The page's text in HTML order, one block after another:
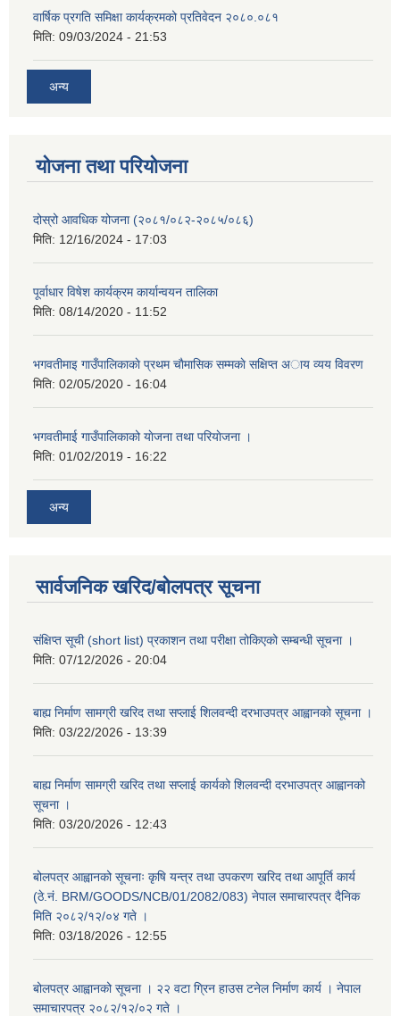
वार्षिक प्रगति समिक्षा कार्यक्रमको प्रतिवेदन २०८०.०८१
मिति: 09/03/2024 - 21:53
अन्य
योजना तथा परियोजना
दोस्रो आवधिक योजना (२०८१/०८२-२०८५/०८६)
मिति: 12/16/2024 - 17:03
पूर्वाधार विषेश कार्यक्रम कार्यान्वयन तालिका
मिति: 08/14/2020 - 11:52
भगवतीमाइ गाउँपालिकाकाे प्रथम चाैमासिक सम्मकाे सक्षिप्त अाय व्यय विवरण
मिति: 02/05/2020 - 16:04
भगवतीमाई गाउँपालिकाको याेजना तथा परियाेजना ।
मिति: 01/02/2019 - 16:22
अन्य
सार्वजनिक खरिद/बोलपत्र सूचना
संक्षिप्त सूची (short list) प्रकाशन तथा परीक्षा तोकिएको सम्बन्धी सूचना ।
मिति: 07/12/2026 - 20:04
बाह्य निर्माण सामग्री खरिद तथा सप्लाई शिलवन्दी दरभाउपत्र आह्वानको सूचना ।
मिति: 03/22/2026 - 13:39
बाह्य निर्माण सामग्री खरिद तथा सप्लाई कार्यको शिलवन्दी दरभाउपत्र आह्वानको
सूचना ।
मिति: 03/20/2026 - 12:43
बोलपत्र आह्वानको सूचनाः कृषि यन्त्र तथा उपकरण खरिद तथा आपूर्ति कार्य
(ठे.नं. BRM/GOODS/NCB/01/2082/083) नेपाल समाचारपत्र दैनिक
मिति २०८२/१२/०४ गते ।
मिति: 03/18/2026 - 12:55
बोलपत्र आह्वानको सूचना । २२ वटा ग्रिन हाउस टनेल निर्माण कार्य । नेपाल
समाचारपत्र २०८२/१२/०२ गते ।